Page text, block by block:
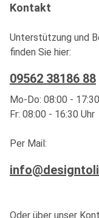
Kontakt
Unterstützung und
finden Sie hier:
09562 38186 88
Mo-Do: 08:00 -
Fr: 08:00 - 16:30 Uhr
Per Mail:
Oder über unser